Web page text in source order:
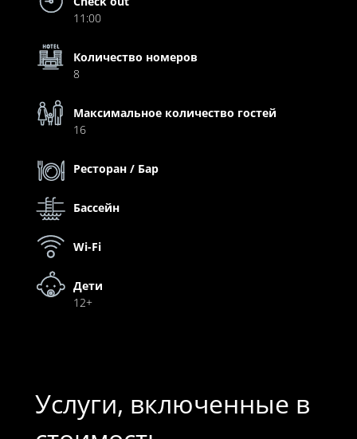
11:00
Количество номеров
8
Максимальное количество гостей
16
Ресторан / Бар
Бассейн
Wi-Fi
Дети
12+
Услуги, включенные в